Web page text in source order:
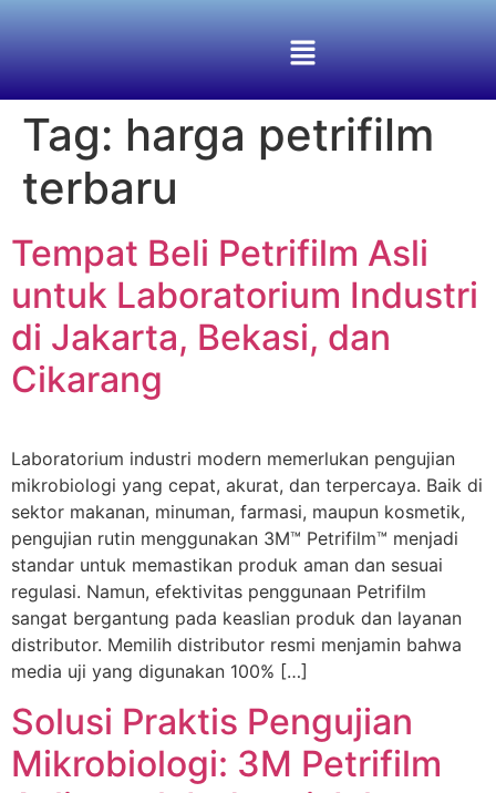
Tag: harga petrifilm
terbaru
Tempat Beli Petrifilm Asli
untuk Laboratorium Industri
di Jakarta, Bekasi, dan
Cikarang
Laboratorium industri modern memerlukan pengujian
mikrobiologi yang cepat, akurat, dan terpercaya. Baik di
sektor makanan, minuman, farmasi, maupun kosmetik,
pengujian rutin menggunakan 3M™ Petrifilm™ menjadi
standar untuk memastikan produk aman dan sesuai
regulasi. Namun, efektivitas penggunaan Petrifilm
sangat bergantung pada keaslian produk dan layanan
distributor. Memilih distributor resmi menjamin bahwa
media uji yang digunakan 100% […]
Solusi Praktis Pengujian
Mikrobiologi: 3M Petrifilm